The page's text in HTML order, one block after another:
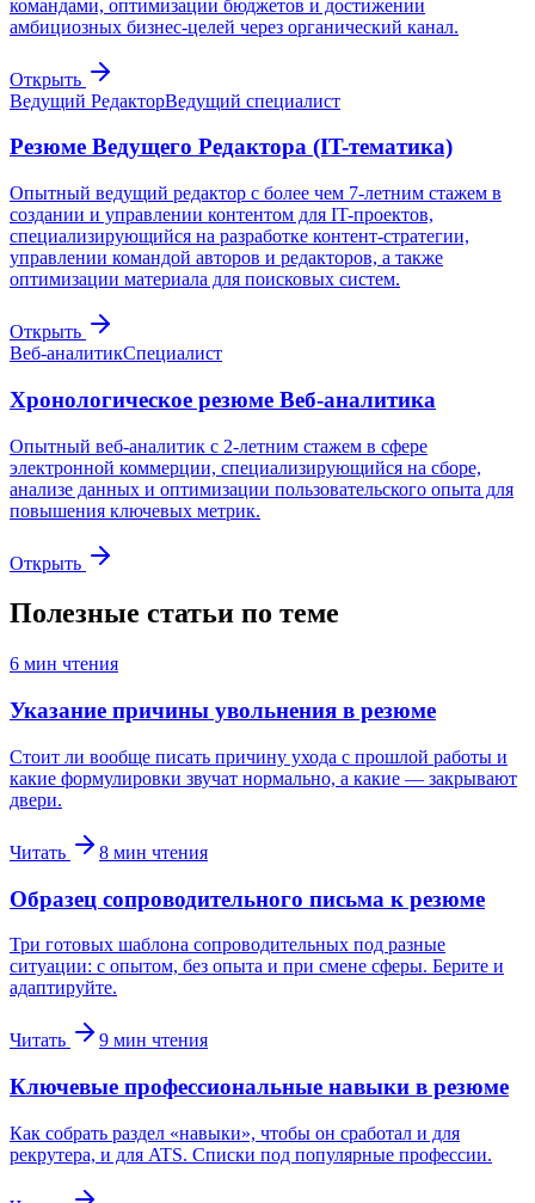
командами, оптимизации бюджетов и достижении
амбициозных бизнес-целей через органический канал.
Открыть
Ведущий РедакторВедущий специалист
Резюме Ведущего Редактора (IT-тематика)
Опытный ведущий редактор с более чем 7-летним стажем в
создании и управлении контентом для IT-проектов,
специализирующийся на разработке контент-стратегии,
управлении командой авторов и редакторов, а также
оптимизации материала для поисковых систем.
Открыть
Веб-аналитикСпециалист
Хронологическое резюме Веб-аналитика
Опытный веб-аналитик с 2-летним стажем в сфере
электронной коммерции, специализирующийся на сборе,
анализе данных и оптимизации пользовательского опыта для
повышения ключевых метрик.
Открыть
Полезные статьи по теме
6 мин чтения
Указание причины увольнения в резюме
Стоит ли вообще писать причину ухода с прошлой работы и
какие формулировки звучат нормально, а какие — закрывают
двери.
Читать 8 мин чтения
Образец сопроводительного письма к резюме
Три готовых шаблона сопроводительных под разные
ситуации: с опытом, без опыта и при смене сферы. Берите и
адаптируйте.
Читать 9 мин чтения
Ключевые профессиональные навыки в резюме
Как собрать раздел «навыки», чтобы он сработал и для
рекрутера, и для ATS. Списки под популярные профессии.